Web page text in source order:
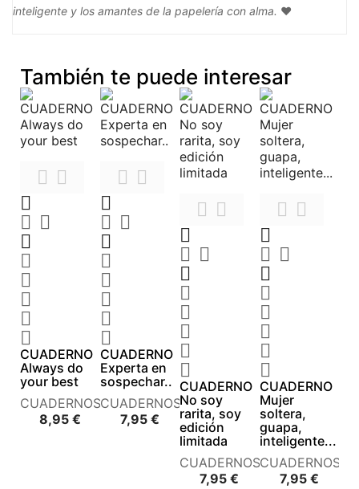
inteligente y los amantes de la papelería con alma. ❤️
También te puede interesar
 

 






CUADERNO
Always do
your best
CUADERNOS
8,95 €Precio
 

 






CUADERNO
Experta en
sospechar..
CUADERNOS
7,95 €Precio
 

 






CUADERNO
No soy
rarita, soy
edición
limitada
CUADERNOS
7,95 €
 

 






CUADERNO
Mujer
soltera,
guapa,
inteligente...
CUADERNOS
7,95 €Precio